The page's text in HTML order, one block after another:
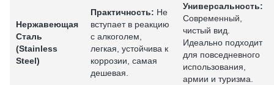
Нержавеющая
Сталь
(Stainless
Steel)
Практичность: Не
вступает в реакцию
с алкоголем,
легкая, устойчива к
коррозии, самая
дешевая.
Универсальность:
Современный,
чистый вид.
Идеально подходит
для повседневного
использования,
армии и туризма.